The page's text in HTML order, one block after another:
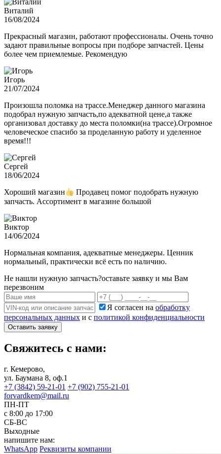
Виталий
16/08/2024
Прекрасный магазин, работают профессионалы. Очень точно
задают правильные вопросы при подборе запчастей. Цены
более чем приемлемые. Рекомендую
Игорь
21/07/2024
Произошла поломка на трассе.Менеджер данного магазина
подобрал нужную запчасть,по адекватной цене,а также
организовал доставку до места поломки(на трассе).Огромное
человеческое спасибо за проделанную работу и уделенное
время!!!
Сергей
18/06/2024
Хороший магазин
Продавец помог подобрать нужную
запчасть. Ассортимент в магазине большой
Виктор
14/06/2024
Нормальная компания, адекватные менеджеры. Ценник
нормальный, практически всё есть по наличию.
Не нашли нужную запчасть?оставьте заявку и мы Вам
перезвоним
Я согласен на обработку
персональных данных и с политикой конфиденциальности
Оставить заявку
Свяжитесь с нами:
г. Кемерово,
ул. Баумана 8, оф.1
+7 (3842) 59-21-01 +7 (902) 755-21-01
forvardkem@mail.ru
ПН-ПТ
с 8:00 до 17:00
СБ-ВС
Выходные
напишите нам:
WhatsApp Реквизиты компании